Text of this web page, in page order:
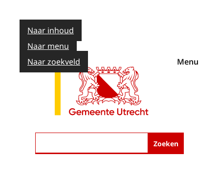
Naar inhoud
Naar menu
Naar zoekveld
Zoeken
Menu